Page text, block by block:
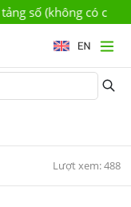
(không có chức
Lượt xem: 488